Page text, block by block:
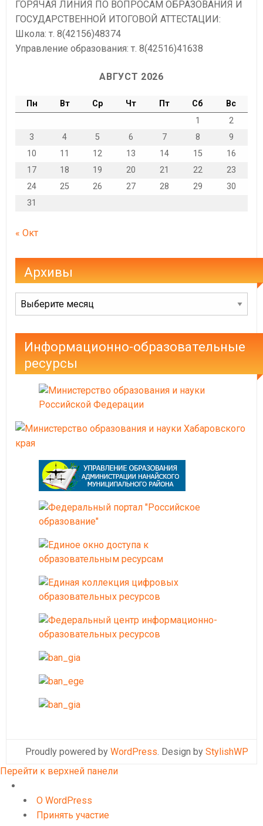
ГОРЯЧАЯ ЛИНИЯ ПО ВОПРОСАМ ОБРАЗОВАНИЯ И
ГОСУДАРСТВЕННОЙ ИТОГОВОЙ АТТЕСТАЦИИ:
Школа: т. 8(42156)48374
Управление образования: т. 8(42516)41638
АВГУСТ 2026
Пн Вт Ср Чт Пт Сб
Вс
1
2
3
4 5 6 7 8
9
10
11 12 13 14 15
16
17
18 19 20 21 22
23
24
25 26 27 28 29
30
31
« Окт
Архивы
Архивы
Информационно-образовательные
ресурсы
Proudly powered by WordPress. Design by StylishWP
Перейти к верхней панели
WordPress
О WordPress
Принять участие